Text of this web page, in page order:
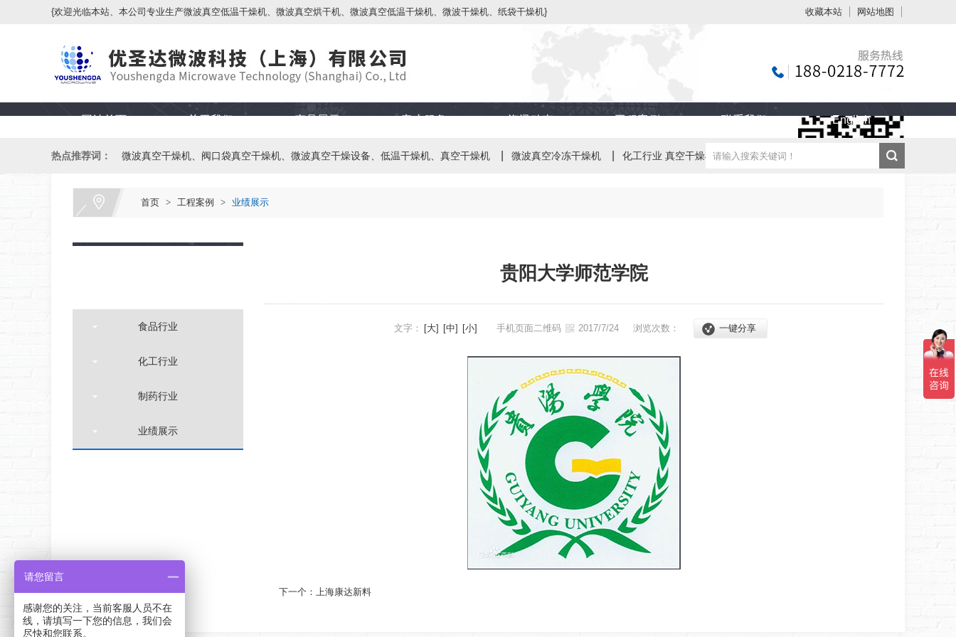
{欢迎光临本站、本公司专业生产微波真空低温干燥机、微波真空烘干机、微波真空低温干燥机、微波干燥机、纸袋干燥机} 收藏本站 网站地图
网站首页 关于我们 产品展示 客户服务 资讯动态 工程案例 联系我们 English
热点推荐词： 微波真空干燥机、阀口袋真空干燥机、微波真空干燥设备、低温干燥机、真空干燥机 微波真空冷冻干燥机 化工行业 真空干燥机 纸管 纸板 纸制品烘干机
首页 > 工程案例 > 业绩展示
食品行业
化工行业
制药行业
业绩展示
贵阳大学师范学院
文字： [大] [中] [小] 手机页面二维码 2017/7/24 浏览次数： 一键分享
下一个： 上海康达新料
请您留言
感谢您的关注，当前客服人员不在
线，请填写一下您的信息，我们会
尽快和您联系。